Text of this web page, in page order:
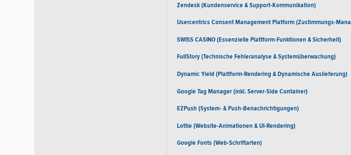
Zendesk (Kundenservice & Support-Kommunikation)
Usercentrics Consent Management Platform (Zustimmungs-
SWISS CASINO (Essenzielle Plattform-Funktionen & Sicherheit)
FullStory (Technische Fehleranalyse & Systemüberwachung)
Dynamic Yield (Plattform-Rendering & Dynamische Auslieferung)
Google Tag Manager (inkl. Server-Side Container)
EZPush (System- & Push-Benachrichtigungen)
Lottie (Website-Animationen & UI-Rendering)
Google Fonts (Web-Schriftarten)